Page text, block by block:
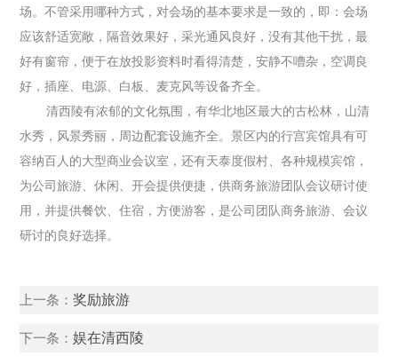
场。不管采用哪种方式，对会场的基本要求是一致的，即：会场
应该舒适宽敞，隔音效果好，采光通风良好，没有其他干扰，最
好有窗帘，便于在放投影资料时看得清楚，安静不嘈杂，空调良
好，插座、电源、白板、麦克风等设备齐全。
清西陵有浓郁的文化氛围，有华北地区最大的古松林，山清
水秀，风景秀丽，周边配套设施齐全。景区内的行宫宾馆具有可
容纳百人的大型商业会议室，还有天泰度假村、各种规模宾馆，
为公司旅游、休闲、开会提供便捷，供商务旅游团队会议研讨使
用，并提供餐饮、住宿，方便游客，是公司团队商务旅游、会议
研讨的良好选择。
上一条：奖励旅游
下一条：娱在清西陵